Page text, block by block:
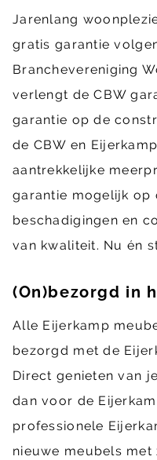
Jarenlang
gratis garantie
Branchevereniging
verlengt de CBW
garantie op de
de CBW en
aantrekkelijke
garantie mogelijk op
beschadigingen en
van kwaliteit. Nu én
(On)bezorgd in
Alle Eijerkamp
bezorgd met de
Direct genieten van
dan voor de
professionele
nieuwe meubels